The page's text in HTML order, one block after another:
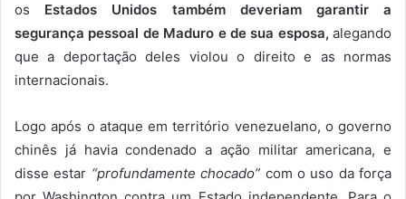
os Estados Unidos também deveriam garantir a
segurança pessoal de Maduro e de sua esposa, alegando
que a deportação deles violou o direito e as normas
internacionais.
Logo após o ataque em território venezuelano, o governo
chinês já havia condenado a ação militar americana, e
disse estar “profundamente chocado” com o uso da força